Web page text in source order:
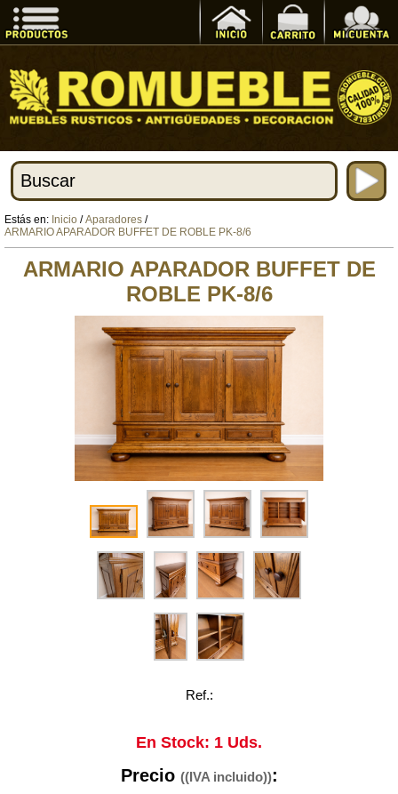
Estás en: Inicio /Aparadores /
ARMARIO APARADOR BUFFET DE ROBLE PK-8/6
ARMARIO APARADOR BUFFET DE
ROBLE PK-8/6
Ref.:
En Stock: 1 Uds.
Precio ((IVA incluido)):